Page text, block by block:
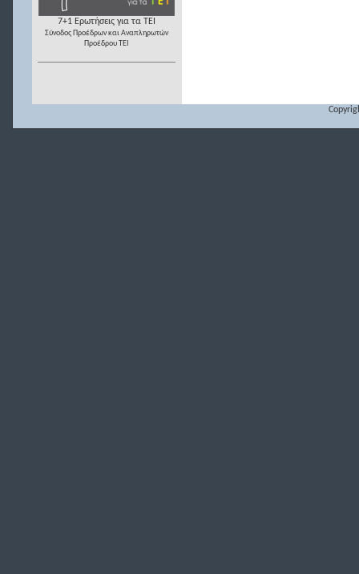
7+1 Ερωτήσεις για τα ΤΕΙ
Σύνοδος Προέδρων και Αναπληρωτών
Προέδρου ΤΕΙ